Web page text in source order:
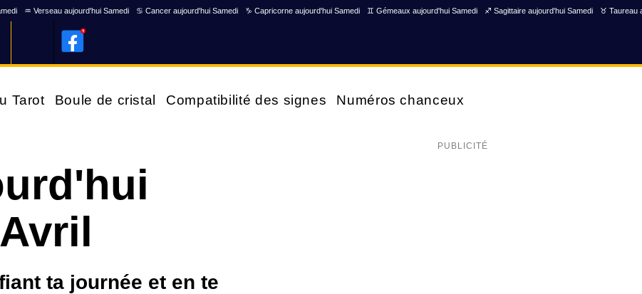
♒ Verseau aujourd'hui Samedi ♋ Cancer aujourd'hui Samedi ♑ Capricorne aujourd'hui Samedi ♊ Gémeaux aujourd'hui Samedi ♐ Sagittaire aujourd'hui Samedi ♉ Taureau
Tarot Boule de cristal Compatibilité des signes Numéros chanceux
ta journée et en te